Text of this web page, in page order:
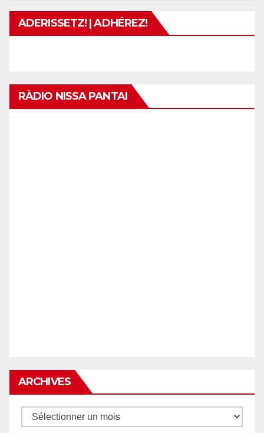
ADERISSETZ! | ADHÉREZ!
RÀDIO NISSA PANTAI
ARCHIVES
Archives